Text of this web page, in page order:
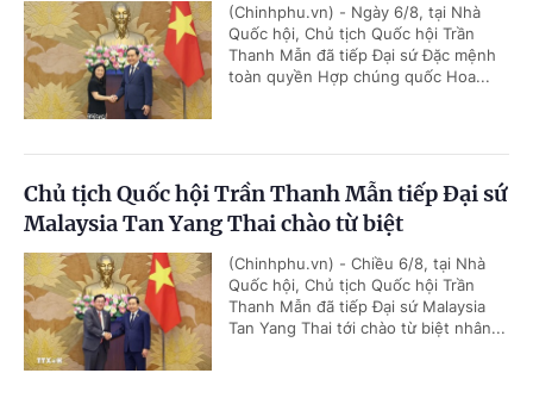
(Chinhphu.vn) - Ngày 6/8, tại Nhà
Quốc hội, Chủ tịch Quốc hội Trần
Thanh Mẫn đã tiếp Đại sứ Đặc mệnh
toàn quyền Hợp chúng quốc Hoa...
Chủ tịch Quốc hội Trần Thanh Mẫn tiếp Đại sứ
Malaysia Tan Yang Thai chào từ biệt
(Chinhphu.vn) - Chiều 6/8, tại Nhà
Quốc hội, Chủ tịch Quốc hội Trần
Thanh Mẫn đã tiếp Đại sứ Malaysia
Tan Yang Thai tới chào từ biệt nhân...